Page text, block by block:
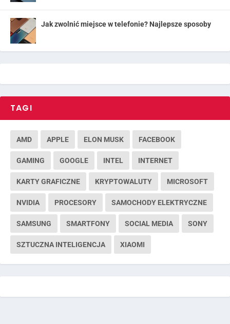
Jak zwolnić miejsce w telefonie? Najlepsze sposoby
TAGI
AMD APPLE ELON MUSK FACEBOOK
GAMING GOOGLE INTEL INTERNET
KARTY GRAFICZNE KRYPTOWALUTY MICROSOFT
NVIDIA PROCESORY SAMOCHODY ELEKTRYCZNE
SAMSUNG SMARTFONY SOCIAL MEDIA SONY
SZTUCZNA INTELIGENCJA XIAOMI